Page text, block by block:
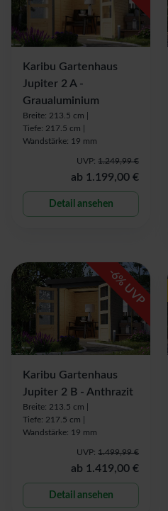
Karibu Gartenhaus
Jupiter 2 A -
Graualuminium
Breite: 213.5 cm |
Tiefe: 217.5 cm |
Wandstärke: 19 mm
UVP: 1.249,99 €
ab 1.199,00 €
Detail ansehen
-
6
% UVP
Karibu Gartenhaus
Jupiter 2 B - Anthrazit
Breite: 213.5 cm |
Tiefe: 217.5 cm |
Wandstärke: 19 mm
UVP: 1.499,99 €
ab 1.419,00 €
Detail ansehen